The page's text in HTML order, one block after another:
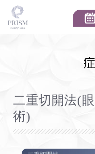
二重切開法(
術)